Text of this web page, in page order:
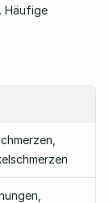
Häufige